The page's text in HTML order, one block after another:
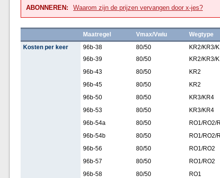
ABONNEREN: Waarom zijn de prijzen vervangen door x-jes?
Maatregel Vmax/Vwiu
Wegtype
Kosten per keer
96b-38 80/50
KR2/KR3/
96b-39
80/50
KR2/KR3/
96b-43
80/50
KR2
96b-45
80/50
KR2
96b-50
80/50
KR3/KR4
96b-53
80/50
KR3/KR4
96b-54a
80/50
RO1/RO2/
96b-54b
80/50
RO1/RO2/
96b-56
80/50
RO1/RO2
96b-57
80/50
RO1/RO2
96b-58
80/50
RO1